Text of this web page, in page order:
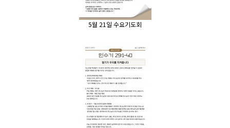
5월 21일 수요기도회